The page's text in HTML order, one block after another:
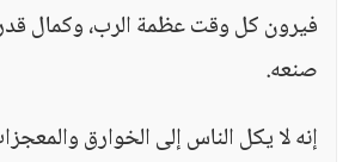
فيرون كل وقت عظمة الرب، وكمال
صنعه.
إنه لا يكل الناس إلى الخوارق